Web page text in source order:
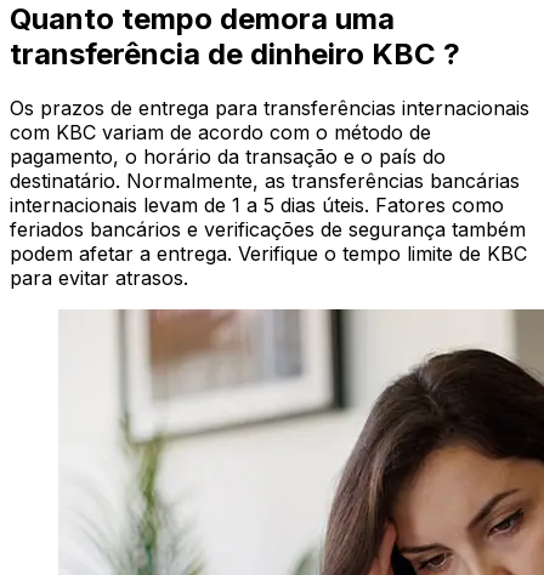
Quanto tempo demora uma
transferência de dinheiro KBC ?
Os prazos de entrega para transferências internacionais
com KBC variam de acordo com o método de
pagamento, o horário da transação e o país do
destinatário. Normalmente, as transferências bancárias
internacionais levam de 1 a 5 dias úteis. Fatores como
feriados bancários e verificações de segurança também
podem afetar a entrega. Verifique o tempo limite de KBC
para evitar atrasos.